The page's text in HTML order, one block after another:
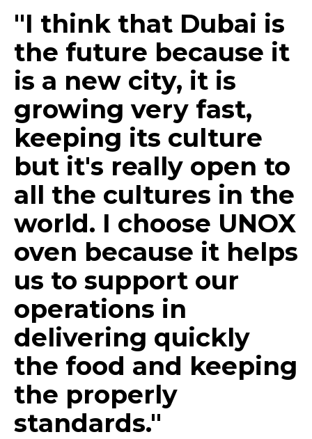
"I think that Dubai is
the future because it
is a new city, it is
growing very fast,
keeping its culture
but it's really open to
all the cultures in the
world. I choose UNOX
oven because it helps
us to support our
operations in
delivering quickly
the food and keeping
the properly
standards."